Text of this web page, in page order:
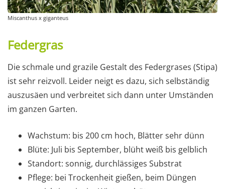
Miscanthus x giganteus
Federgras
Die schmale und grazile Gestalt des Federgrases (Stipa)
ist sehr reizvoll. Leider neigt es dazu, sich selbständig
auszusäen und verbreitet sich dann unter Umständen
im ganzen Garten.
Wachstum: bis 200 cm hoch, Blätter sehr dünn
Blüte: Juli bis September, blüht weiß bis gelblich
Standort: sonnig, durchlässiges Substrat
Pflege: bei Trockenheit gießen, beim Düngen